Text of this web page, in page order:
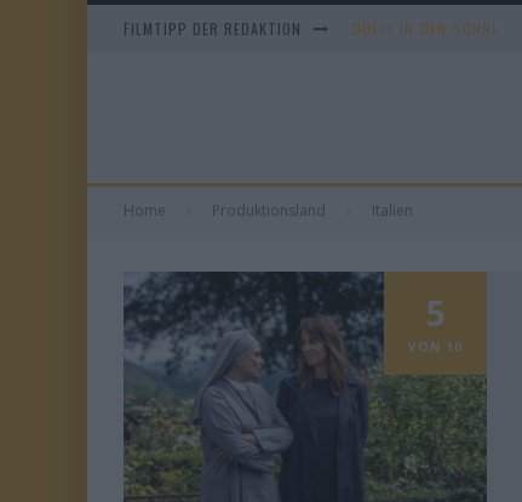
FILMTIPP DER REDAKTION DUELL IN DER SONNE
Home Produktionsland Italien
5
VON 10